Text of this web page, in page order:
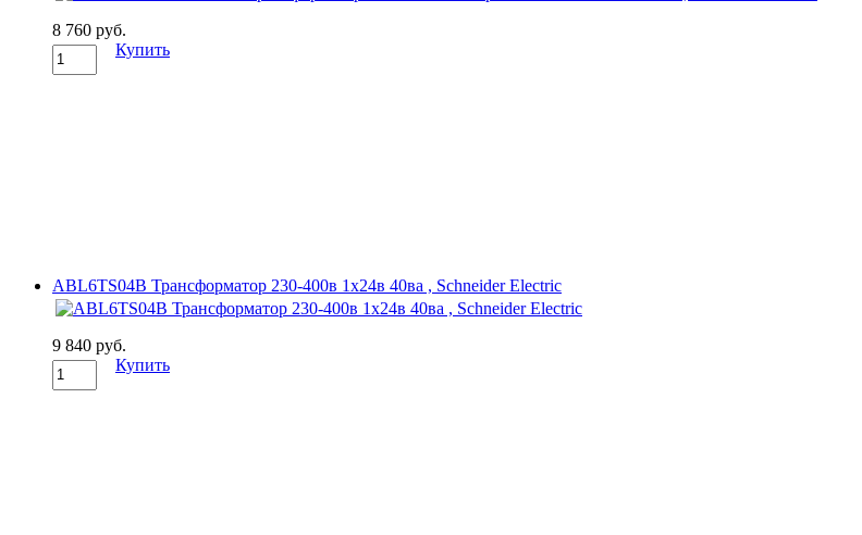
8 760 руб.
Купить
ABL6TS04B Трансформатор 230-400в 1x24в 40вa , Schneider Electric
9 840 руб.
Купить